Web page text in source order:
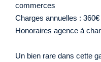
commerces
Charges annuelles :
Honoraires agence à
Un bien rare dans cette